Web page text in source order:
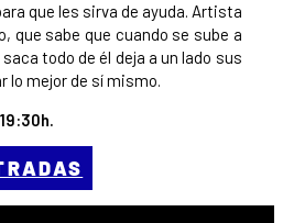
que les sirva de ayuda. Artista
que sabe que cuando se sube a
todo de él deja a un lado sus
lo mejor de sí mismo.